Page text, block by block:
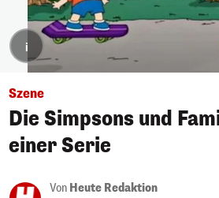
i
Szene
Die Simpsons und
einer Serie
Von Heute Redaktion